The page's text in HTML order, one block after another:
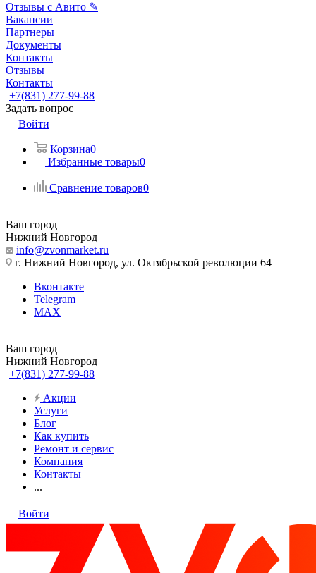
Отзывы с Авито ✎
Вакансии
Партнеры
Документы
Контакты
Отзывы
Контакты
+7(831) 277-99-88
Задать вопрос
Войти
Корзина0
Избранные товары0
Сравнение товаров0
Ваш город
Нижний Новгород
info@zvonmarket.ru
г. Нижний Новгород, ул. Октябрьской революции 64
Вконтакте
Telegram
MAX
Ваш город
Нижний Новгород
+7(831) 277-99-88
Акции
Услуги
Блог
Как купить
Ремонт и сервис
Компания
Контакты
...
Войти